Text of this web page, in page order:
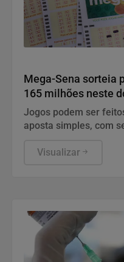
Mega-Sena sorteia
165 milhões neste
Jogos podem ser
aposta simples, com
Visualizar